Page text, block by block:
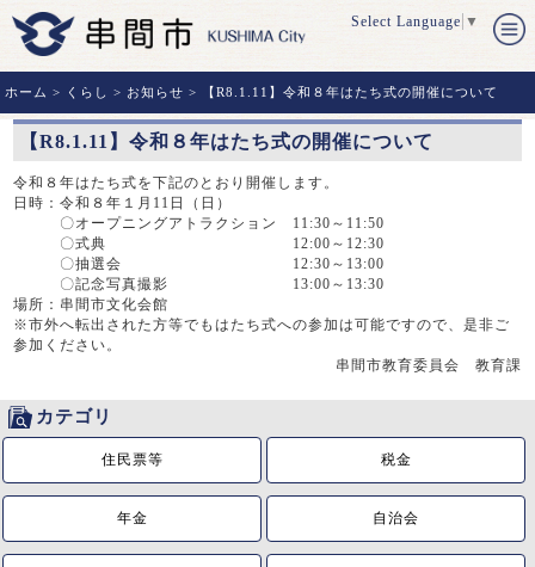
Select Language ▼
ホーム > くらし > お知らせ > 【R8.1.11】令和８年はたち式の開催について
【R8.1.11】令和８年はたち式の開催について
令和８年はたち式を下記のとおり開催します。
日時：令和８年１月11日（日）
〇オープニングアトラクション 11:30～11:50
〇式典 12:00～12:30
〇抽選会 12:30～13:00
〇記念写真撮影 13:00～13:30
場所：串間市文化会館
※市外へ転出された方等でもはたち式への参加は可能ですので、是非ご
参加ください。
串間市教育委員会 教育課
カテゴリ
住民票等 税金
年金 自治会